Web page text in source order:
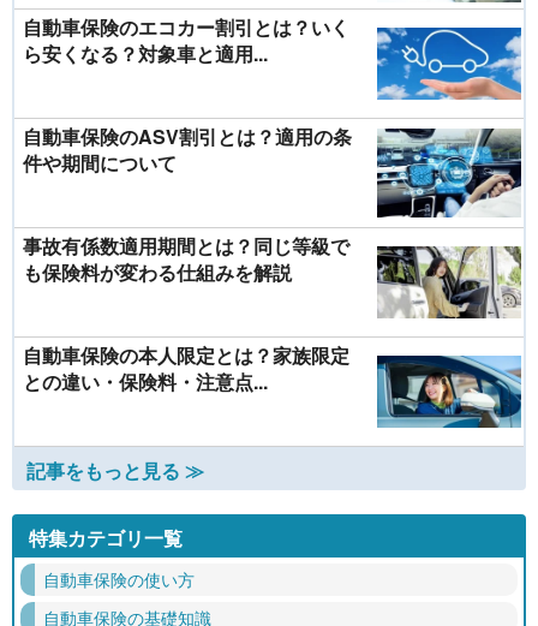
自動車保険のエコカー割引とは？いく
ら安くなる？対象車と適用...
自動車保険のASV割引とは？適用の条
件や期間について
事故有係数適用期間とは？同じ等級で
も保険料が変わる仕組みを解説
自動車保険の本人限定とは？家族限定
との違い・保険料・注意点...
記事をもっと見る ≫
特集カテゴリ一覧
自動車保険の使い方
自動車保険の基礎知識